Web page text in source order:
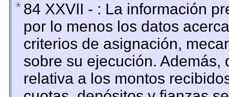
84 XXVII - : La información
por lo menos los datos
criterios de asignación,
sobre su ejecución.
relativa a los montos